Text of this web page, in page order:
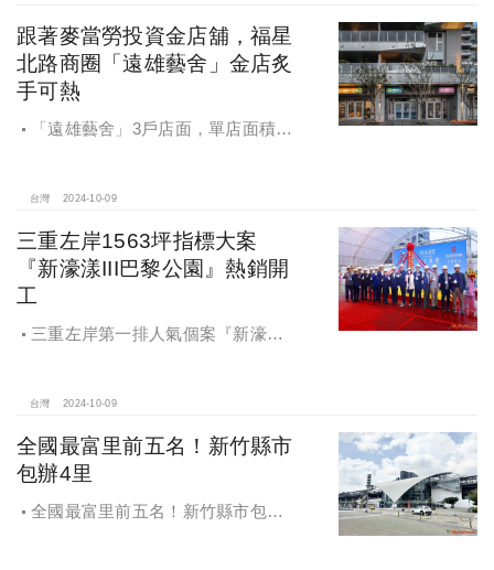
跟著麥當勞投資金店舖，福星
北路商圈「遠雄藝舍」金店炙
手可熱
「遠雄藝舍」3戶店面，單店面積在
百萬的交易行情
台灣 2024-10-09
三重左岸1563坪指標大案
『新濠漾III巴黎公園』熱銷開
工
三重左岸第一排人氣個案『新濠漾III
台灣 2024-10-09
全國最富里前五名！新竹縣市
包辦4里
全國最富里前五名！新竹縣市包辦4